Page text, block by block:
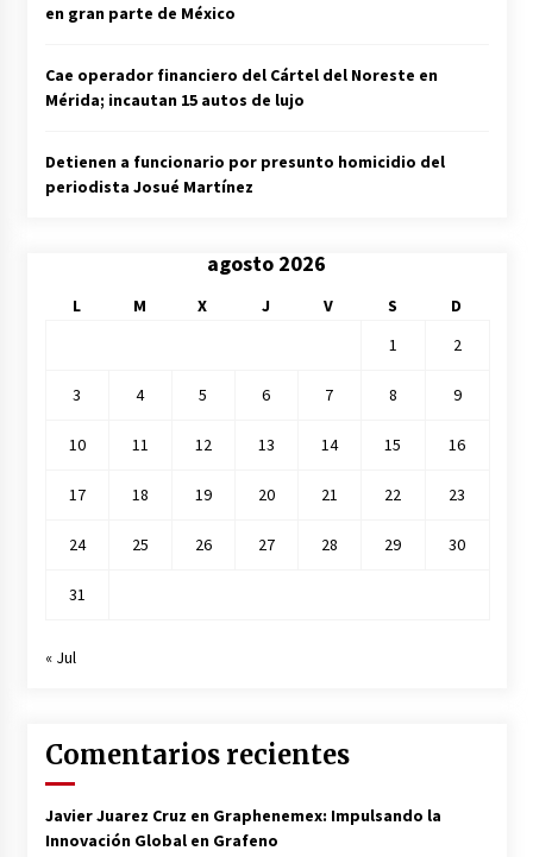
en gran parte de México
Cae operador financiero del Cártel del Noreste en
Mérida; incautan 15 autos de lujo
Detienen a funcionario por presunto homicidio del
periodista Josué Martínez
agosto 2026
L M X J V S
D
1
2
3 4 5 6 7 8 9
10 11 12 13 14 15 16
17 18 19 20 21 22 23
24 25 26 27 28 29 30
31
« Jul
Comentarios recientes
Javier Juarez Cruz en Graphenemex: Impulsando la
Innovación Global en Grafeno